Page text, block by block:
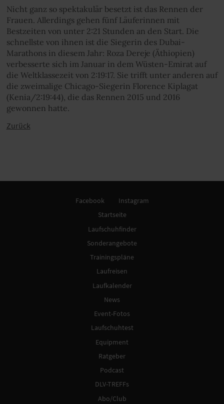
Nicht ganz so spektakulär besetzt ist das Rennen der
Frauen. Allerdings gehen fünf Läuferinnen mit
Bestzeiten von unter 2:21 Stunden an den Start. Die
schnellste von ihnen ist die Siegerin des Dubai-
Marathons in diesem Jahr: Roza Dereje (Äthiopien)
verbesserte sich im Januar in dem Wüsten-Emirat auf
die Weltklassezeit von 2:19:17. Sie trifft unter anderen auf
die zweimalige Chicago-Siegerin Florence Kiplagat
(Kenia/2:19:44), die das Rennen 2015 und 2016
gewonnen hatte.
Zurück
Facebook
Instagram
Startseite
Laufschuhfinder
Sonderangebote
Trainingspläne
Laufreisen
Laufkalender
News
Event-Fotos
Laufschuhtest
Equipment
Ratgeber
Podcast
DLV-TREFFs
Abo/Club